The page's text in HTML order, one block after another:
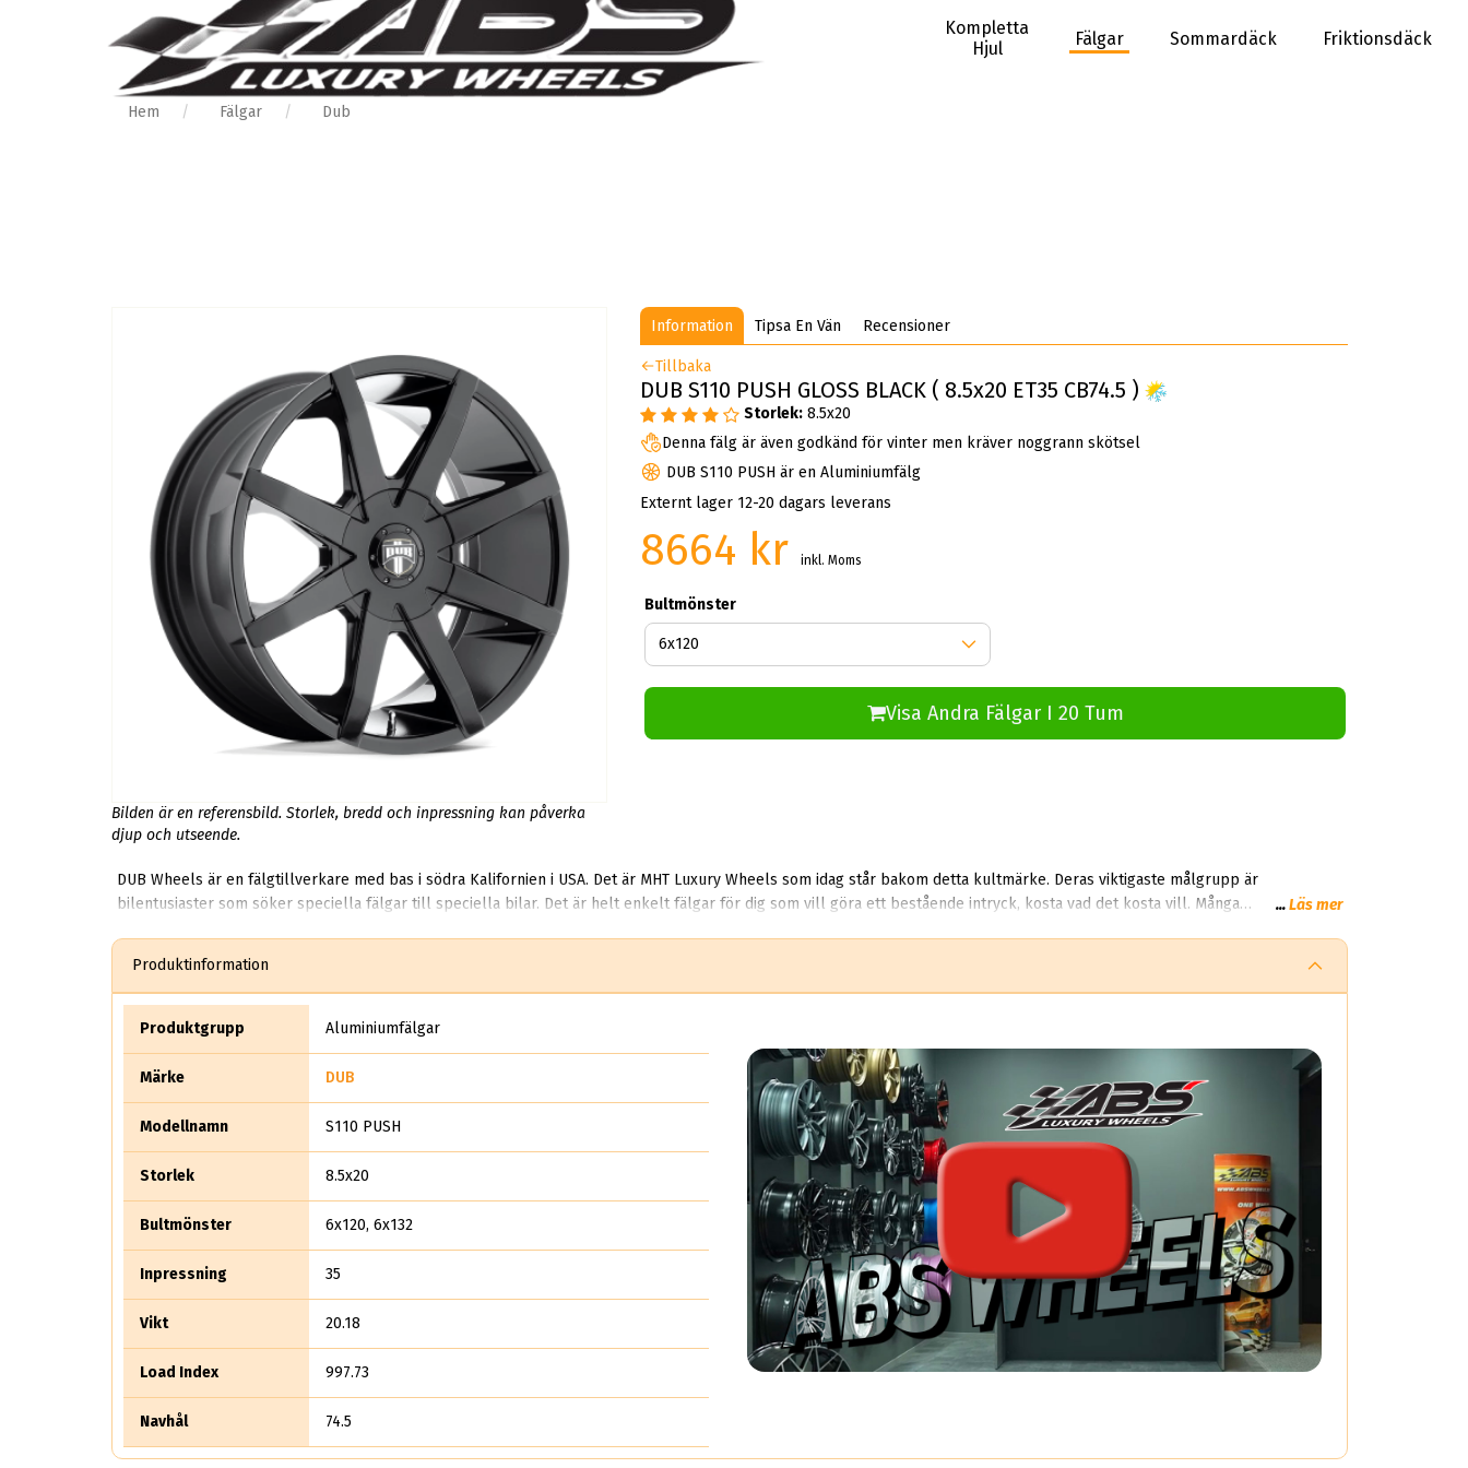
Kompletta
Hjul
Fälgar Sommardäck Friktionsdäck
Hem Fälgar Dub
Bilden är en referensbild. Storlek, bredd och inpressning kan påverka
djup och utseende.
Information Tipsa En Vän Recensioner
Tillbaka
DUB S110 PUSH GLOSS BLACK ( 8.5x20 ET35 CB74.5 )
Storlek: 8.5x20
Denna fälg är även godkänd för vinter men kräver noggrann skötsel
DUB S110 PUSH är en Aluminiumfälg
Externt lager 12-20 dagars leverans
8664 krinkl. Moms
Bultmönster
Visa Andra Fälgar I 20 Tum
DUB Wheels är en fälgtillverkare med bas i södra Kalifornien i USA. Det är MHT Luxury Wheels som idag står bakom detta kultmärke. Deras viktigaste målgrupp är
bilentusiaster som söker speciella fälgar till speciella bilar. Det är helt enkelt fälgar för dig som vill göra ett bestående intryck, kosta vad det kosta vill. Många
...Läs mer
Produktinformation
Produktgrupp Aluminiumfälgar
Märke DUB
Modellnamn S110 PUSH
Storlek 8.5x20
Bultmönster 6x120, 6x132
Inpressning 35
Vikt 20.18
Load Index 997.73
Navhål 74.5